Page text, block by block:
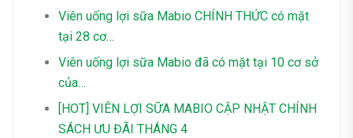
Viên uống lợi sữa Mabio CHÍNH THỨC có mặt
tại 28 cơ…
Viên uống lợi sữa Mabio đã có mặt tại 10 cơ sở
của…
[HOT] VIÊN LỢI SỮA MABIO CẬP NHẬT CHÍNH
SÁCH ƯU ĐÃI THÁNG 4